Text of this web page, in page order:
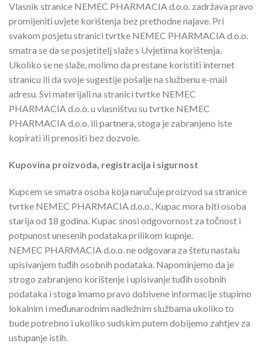
Vlasnik stranice NEMEC PHARMACIA d.o.o. zadržava pravo
promijeniti uvjete korištenja bez prethodne najave. Pri
svakom posjetu stranici tvrtke NEMEC PHARMACIA d.o.o.
smatra se da se posjetitelj slaže s Uvjetima korištenja.
Ukoliko se ne slaže, molimo da prestane koristiti internet
stranicu ili da svoje sugestije pošalje na službenu e-mail
adresu. Svi materijali na stranici tvrtke NEMEC
PHARMACIA d.o.o. u vlasništvu su tvrtke NEMEC
PHARMACIA d.o.o. ili partnera, stoga je zabranjeno iste
kopirati ili prenositi bez dozvole.
Kupovina proizvoda, registracija i sigurnost
Kupcem se smatra osoba koja naručuje proizvod sa stranice
tvrtke NEMEC PHARMACIA d.o.o., Kupac mora biti osoba
starija od 18 godina. Kupac snosi odgovornost za točnost i
potpunost unesenih podataka prilikom kupnje.
NEMEC PHARMACIA d.o.o. ne odgovara za štetu nastalu
upisivanjem tuđih osobnih podataka. Napominjemo da je
strogo zabranjeno korištenje i upisivanje tuđih osobnih
podataka i stoga imamo pravo dobivene informacije stupimo
lokalnim i međunarodnim nadležnim službama ukoliko to
bude potrebno i ukoliko sudskim putem dobijemo zahtjev za
ustupanje istih.